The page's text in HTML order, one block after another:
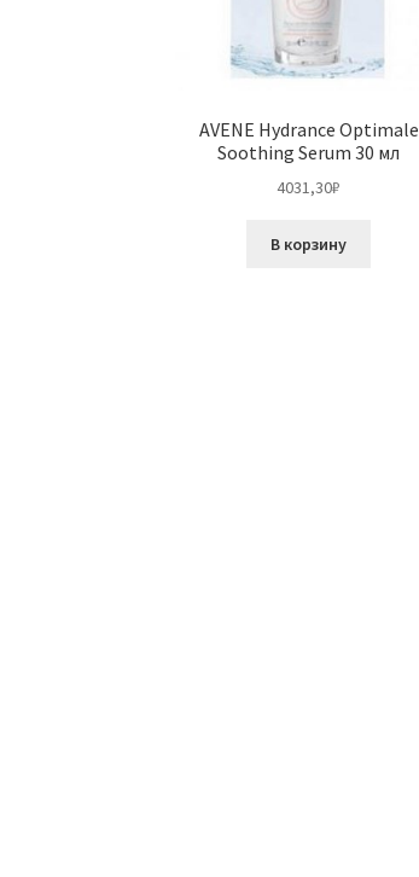
AVENE Hydrance Optimale
Soothing Serum 30 мл
4031,30₽
В корзину